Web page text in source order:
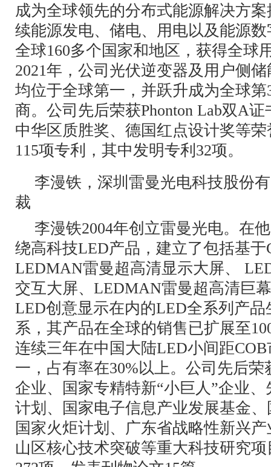
成为全球领先的分布式能源解决方
续能源发电、储电、用电以及能源
全球160多个国家和地区，获得全球
2021年，公司光伏逆变器及用户侧
均位于全球第一，并跃升成为全球
商。公司先后荣获Phonton Lab双A
中华区质胜奖、德国红点设计奖等
115项专利，其中发明专利32项。
李漫铁，深圳雷曼光电科技股份
裁
李漫铁2004年创立雷曼光电。在
绕高科技LED产品，建立了包括基于
LEDMAN雷曼超高清显示大屏、
交互大屏、LEDMAN雷曼超高清巨
LED创意显示在内的LED全系列产
系，其产品在全球的销售已扩展至
连续三年在中国大陆LED小间距
一，占有率在30%以上。公司先后
企业、国家专精特新“小巨人”企业
计划、国家电子信息产业发展基金
国家火炬计划、广东省战略性新兴
山区核心技术突破等重大科技研究